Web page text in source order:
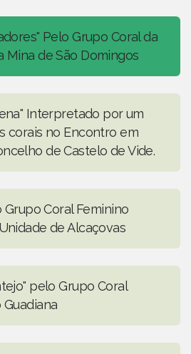
Pelo Grupo Coral da
Mina de São Domingos
Interpretado por um
corais no Encontro em
de Castelo de Vide.
Grupo Coral Feminino
de Alcaçovas
pelo Grupo Coral